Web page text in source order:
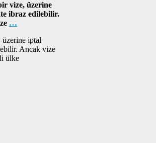
vize, üzerine
ibraz edilebilir.
…
üzerine iptal
Ancak vize
ülke